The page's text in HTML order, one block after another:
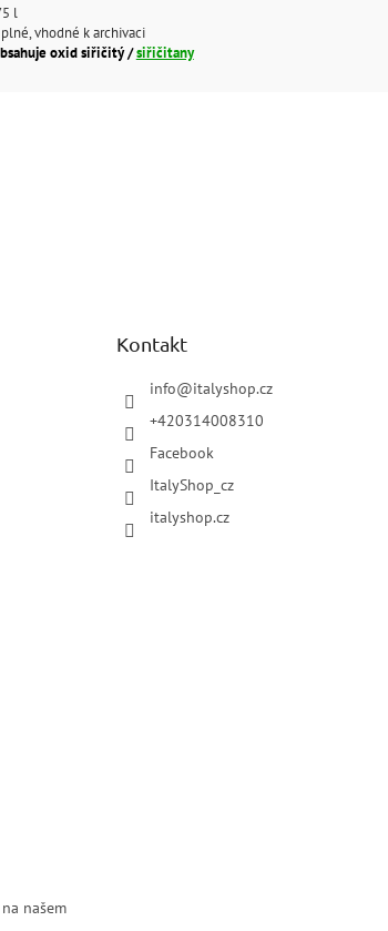
l
vhodné k archivaci
oxid siřičitý /siřičitany
Kontakt
info@italyshop.cz
+420314008310
Facebook
ItalyShop_cz
italyshop.cz
našem